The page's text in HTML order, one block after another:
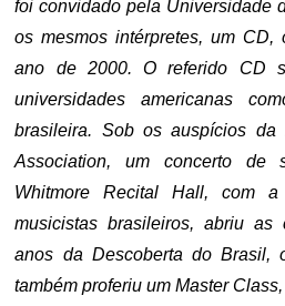
foi convidado pela Universidade
os mesmos intérpretes, um
ano de 2000. O referido CD
universidades americanas
brasileira. Sob os auspícios da
Association, um concerto de
Whitmore Recital Hall, com
musicistas brasileiros, abriu as
anos da Descoberta do Brasil,
também proferiu um Master